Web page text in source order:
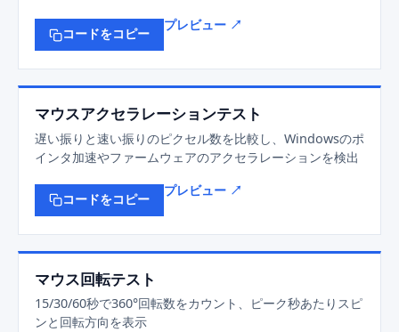
コードをコピー
プレビュー ↗
マウスアクセラレーションテスト
遅い振りと速い振りのピクセル数を比較し、Windowsのポ
インタ加速やファームウェアのアクセラレーションを検出
コードをコピー
プレビュー ↗
マウス回転テスト
15/30/60秒で360°回転数をカウント、ピーク秒あたりスピ
ンと回転方向を表示